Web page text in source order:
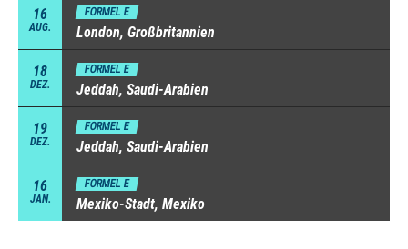
16
AUG.
FORMEL E
London, Großbritannien
18
DEZ.
FORMEL E
Jeddah, Saudi-Arabien
19
DEZ.
FORMEL E
Jeddah, Saudi-Arabien
16
JAN.
FORMEL E
Mexiko-Stadt, Mexiko